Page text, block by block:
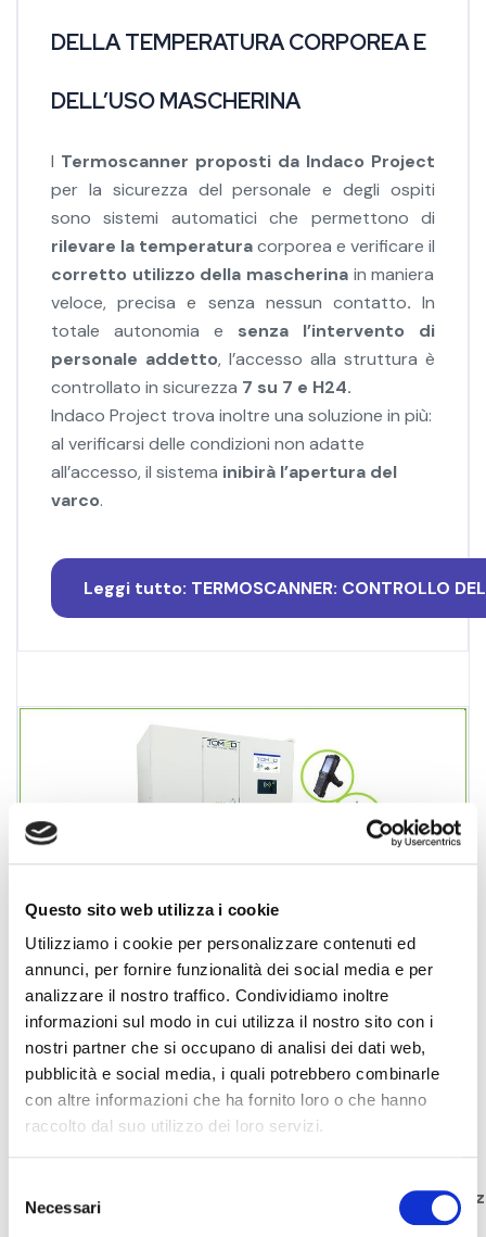
Questo sito web utilizza i cookie
Utilizziamo i cookie per personalizzare contenuti ed
annunci, per fornire funzionalità dei social media e per
analizzare il nostro traffico. Condividiamo inoltre
informazioni sul modo in cui utilizza il nostro sito con i
nostri partner che si occupano di analisi dei dati web,
pubblicità e social media, i quali potrebbero combinarle
con altre informazioni che ha fornito loro o che hanno
raccolto dal suo utilizzo dei loro servizi.
delNecessari
DELLA TEMPERATURA CORPOREA E
DELL’USO MASCHERINA
I Termoscanner proposti da Indaco Project
per la sicurezza del personale e degli ospiti
sono sistemi automatici che permettono di
rilevare la temperaturacorporea e verificare il
corretto utilizzo della mascherina in maniera
veloce, precisa e senza nessun contatto.In
totale autonomia e senza l’intervento di
personale addetto, l’accesso alla struttura è
controllato in sicurezza 7 su 7 e H24.
Indaco Project trova inoltre una soluzione in più:
al verificarsi delle condizioni non adatte
all’accesso, il sistema inibirà l’apertura del
varco.
Leggi tutto: TERMOSCANNER: CONTROLLO
Il Sole 24 ORE PRESENTA TOM3D-
UHF
News 06 Luglio 2020
Tom3D - UHF, brevetto di Indaco Project srl, è il
degli